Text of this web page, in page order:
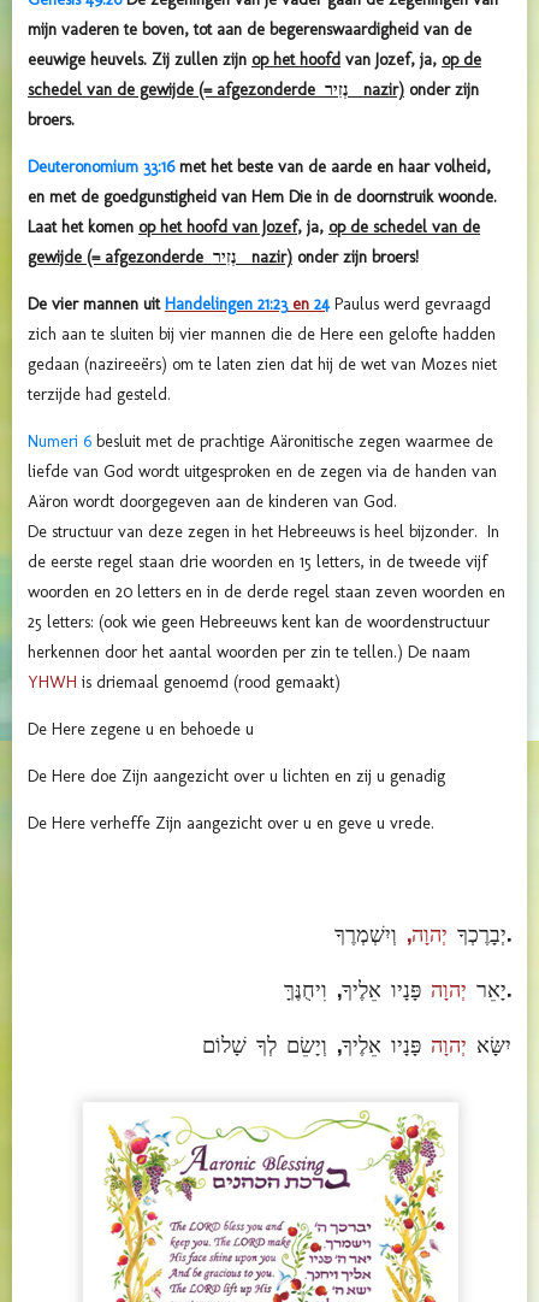
mijn vaderen te boven, tot aan de begerenswaardigheid van de
eeuwige heuvels. Zij zullen zijn op het hoofd van Jozef, ja, op de
schedel van de gewijde (= afgezonderde נְזִיר nazir) onder zijn
broers.
Deuteronomium 33:16met het beste van de aarde en haar volheid,
en met de goedgunstigheid van Hem Die in de doornstruik woonde.
Laat het komen op het hoofd van Jozef, ja, op de schedel van de
gewijde (= afgezonderde נְזִיר nazir) onder zijn broers!
De vier mannen uit Handelingen 21:23en 24 Paulus werd gevraagd
zich aan te sluiten bij vier mannen die de Here een gelofte hadden
gedaan (nazireeërs) om te laten zien dat hij de wet van Mozes niet
terzijde had gesteld.
Numeri 6 besluit met de prachtige Aäronitische zegen waarmee de
liefde van God wordt uitgesproken en de zegen via de handen van
Aäron wordt doorgegeven aan de kinderen van God.
De structuur van deze zegen in het Hebreeuws is heel bijzonder. In
de eerste regel staan drie woorden en 15 letters, in de tweede vijf
woorden en 20 letters en in de derde regel staan zeven woorden en
25 letters: (ook wie geen Hebreeuws kent kan de woordenstructuur
herkennen door het aantal woorden per zin te tellen.) De naam
YHWH is driemaal genoemd (rood gemaakt)
De Here zegene u en behoede u
De Here doe Zijn aangezicht over u lichten en zij u genadig
De Here verheffe Zijn aangezicht over u en geve u vrede.
יְבָרֶכְךָ יְהוָה,
וְיִשְׁמְרֶךָ.
יָאֵר יְהוָה
פָּנָיו אֵלֶיךָ, וִיחֻנֶּךָּ.
יִשָּׂא יְהוָה פָּנָיו אֵלֶיךָ, וְיָשֵׂם לְךָ שָׁלוֹם